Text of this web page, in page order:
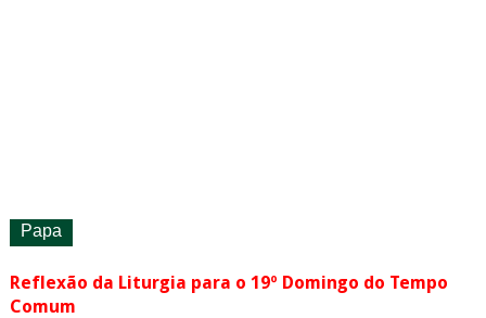
Papa
Reflexão da Liturgia para o 19º Domingo do Tempo
Comum